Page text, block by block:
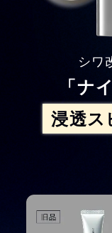
シワ
「ナ
浸透ス